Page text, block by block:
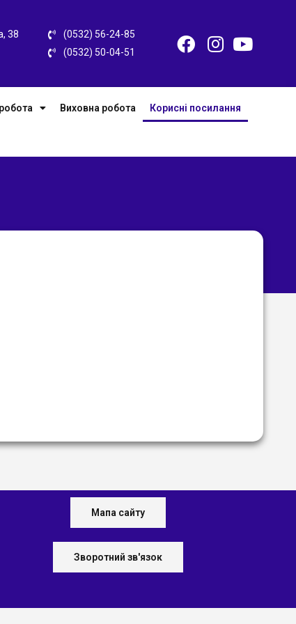
38
(0532) 56-24-85
(0532) 50-04-51
Виховна робота Корисні посилання
Мапа сайту
Зворотний зв'язок